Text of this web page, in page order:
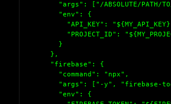
"args": ["/ABSOLUTE/PATH/
      "env": {
"API_KEY":
"PROJECT_ID":
      }
    },
    "firebase": {
      "command": "npx",
"args": ["-y", "firebase-
      "env": {